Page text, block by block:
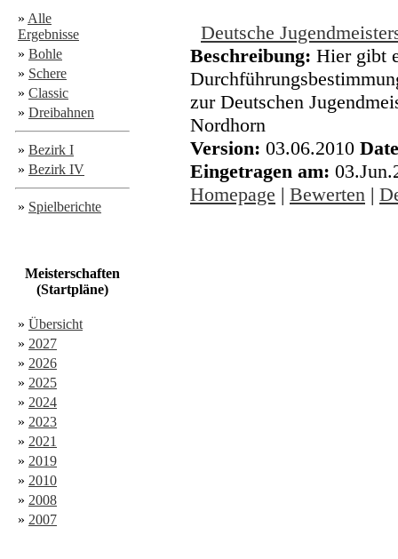
» Alle
Ergebnisse
» Bohle
» Schere
» Classic
» Dreibahnen
» Bezirk I
» Bezirk IV
» Spielberichte
Meisterschaften
(Startpläne)
» Übersicht
» 2027
» 2026
» 2025
» 2024
» 2023
» 2021
» 2019
» 2010
» 2008
» 2007
Deutsche
Beschreibung: Hier gibt
zur Deutschen
Nordhorn
Version: 03.06.2010
Eingetragen am:
Homepage | Bewerten |